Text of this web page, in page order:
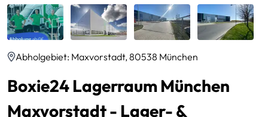
Abholgebiet: Maxvorstadt, 80538 München
Boxie24 Lagerraum München
Maxvorstadt - Lager- &